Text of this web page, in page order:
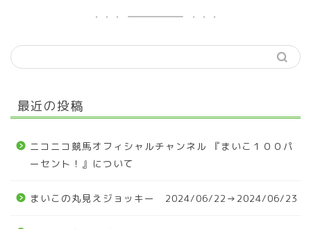
最近の投稿
ニコニコ競馬オフィシャルチャンネル 『まいこ１００パ
ーセント！』について
まいこの丸見えジョッキー 2024/06/22→2024/06/23